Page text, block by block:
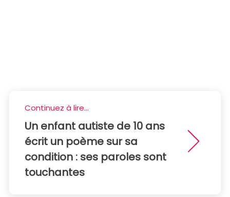
Continuez à lire...
Un enfant autiste de 10 ans
écrit un poème sur sa
condition : ses paroles sont
touchantes